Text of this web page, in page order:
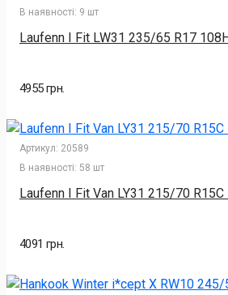
В наявності: 9 шт
Laufenn I Fit LW31 235/65 R17
4955 грн.
Артикул: 20589
В наявності: 58 шт
Laufenn I Fit Van LY31 215/70
4091 грн.